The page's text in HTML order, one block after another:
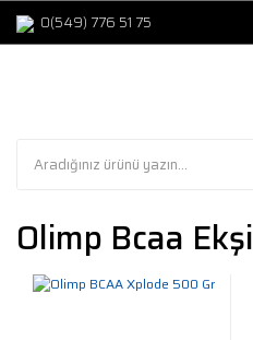
0(549) 776 51 75
Olimp Bcaa Ekşi